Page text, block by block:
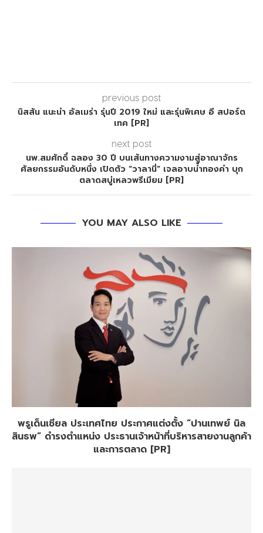
previous post
นิสสัน แนะนำ อัลเมร่า รุ่นปี 2019 ใหม่ และรุ่นพิเศษ อี สปอร์ต
เทค [PR]
next post
นพ.สมศักดิ์ ฉลอง 30 ปี บนเส้นทางความงามสู่อาณาจักร
ศัลยกรรมอันดับหนึ่ง เปิดตัว “วาลานี่” เจลอาบน้ำทองคำ บุก
ตลาดสบู่เหลวพรีเมียม [PR]
YOU MAY ALSO LIKE
พรูเด็นเชียล ประเทศไทย ประกาศแต่งตั้ง “ปานเทพย์ นิล
สินธพ” ดำรงตำแหน่ง ประธานเจ้าหน้าที่บริหารสายงานลูกค้า
และการตลาด [PR]